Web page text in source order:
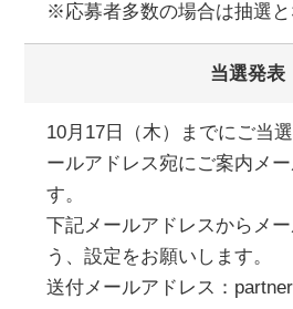
※応募者多数の場合は抽選と
当選発表
10月17日（木）までにご当
ールアドレス宛にご案内メ
す。
下記メールアドレスからメ
う、設定をお願いします。
送付メールアドレス：